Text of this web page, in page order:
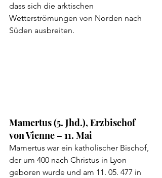
dass sich die arktischen
Wetterströmungen von Norden nach
Süden ausbreiten.
Mamertus (5. Jhd.), Erzbischof
von Vienne – 11. Mai
Mamertus war ein katholischer Bischof,
der um 400 nach Christus in Lyon
geboren wurde und am 11. 05. 477 in